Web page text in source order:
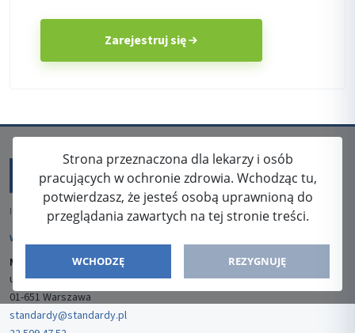
Zarejestruj się
Strona przeznaczona dla lekarzy i osób
pracujących w ochronie zdrowia. Wchodząc tu,
potwierdzasz, że jesteś osobą uprawnioną do
przeglądania zawartych na tej stronie treści.
WCHODZĘ REZYGNUJĘ
ISSN: 2080-5438
WYDAWCA
Media-Press Sp. z o.o.
ul. Gwiaździsta 7B/8
01-651 Warszawa
standardy@standardy.pl